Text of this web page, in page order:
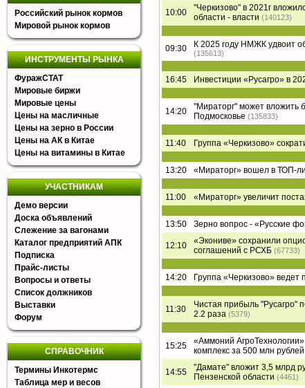
Российский рынок кормов
Мировой рынок кормов
ИНСТРУМЕНТЫ РЫНКА
ФуражСТАТ
Мировые биржи
Мировые цены
Цены на масличные
Цены на зерно в России
Цены на АК в Китае
Цены на витамины в Китае
УЧАСТНИКАМ
Демо версии
Доска объявлений
Слежение за вагонами
Каталог предприятий АПК
Подписка
Прайс-листы
Вопросы и ответы
Список должников
Выставки
Форум
СПРАВОЧНИК
Термины Инкотермс
Таблица мер и весов
10:00
"Черкизово" в 2021г
области - власти (140123)
09:30
К 2025 году НМЖК удвоит
(135613)
16:45
Инвестиции «Русагро» в
14:20
"Мираторг" может вложить
Подмосковье (135833)
11:40
Группа «Черкизово»
13:20
«Мираторг» вошел в ТОП-
11:00
«Мираторг» увеличит
13:50
Зерно вопрос - «Русские
12:10
«Экониве» сохранили
соглашений с РСХБ (67733)
14:20
Группа «Черкизово» ведет
11:30
Чистая прибыль "Русагро"
2.2 раза (5379)
15:25
«Аммоний
комплекс за 500 млн рублей
14:55
"Дамате" вложит 3,5 млрд
Пензенской области (4461)